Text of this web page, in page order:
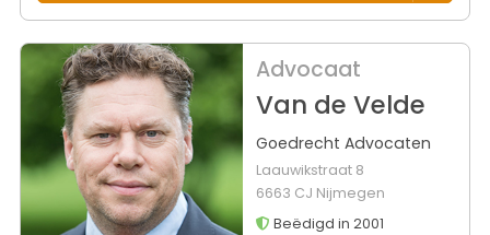
Advocaat
Van de Velde
Goedrecht Advocaten
Laauwikstraat 8
6663 CJ Nijmegen
Beëdigd in 2001